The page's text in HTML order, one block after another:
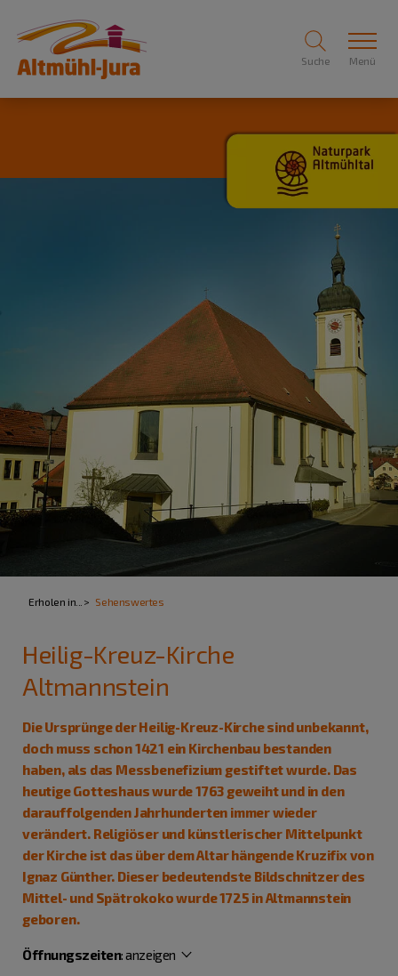
Suche Menü
Erholen in... Sehenswertes
Heilig-Kreuz-Kirche
Altmannstein
Die Ursprünge der Heilig-Kreuz-Kirche sind unbekannt,
doch muss schon 1421 ein Kirchenbau bestanden
haben, als das Messbenefizium gestiftet wurde. Das
heutige Gotteshaus wurde 1763 geweiht und in den
darauffolgenden Jahrhunderten immer wieder
verändert. Religiöser und künstlerischer Mittelpunkt
der Kirche ist das über dem Altar hängende Kruzifix von
Ignaz Günther. Dieser bedeutendste Bildschnitzer des
Mittel- und Spätrokoko wurde 1725 in Altmannstein
geboren.
Öffnungszeiten:anzeigen